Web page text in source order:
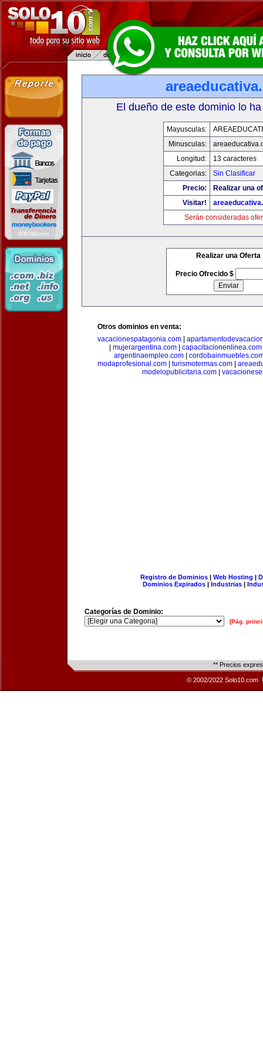
El dueño de este dominio lo
Mayusculas:
Minusculas:
Longitud:
13 caracteres
Categorias:
Sin Clasificar
Precio:
Realizar una
Visitar!
Serán consideradas
Realizar una Oferta
Precio Ofrecido $
Otros dominios en venta:
vacacionespatagonia.com
mujerargentina.com| capacitacionenlinea.com
argentinaempleo.com|
modaprofesional.com
turismotermas.com
modelopublicitaria.com
Registro de Dominios| Web Hosting |
Dominios Expirados | Industrias |
Categorías de Dominio:
[Pág.
** Precios
© 2002/2022 Solo10.com